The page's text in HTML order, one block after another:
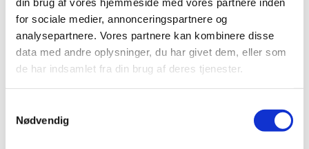
for sociale medier, annonceringspartnere og
analysepartnere. Vores partnere kan kombinere disse
data med andre oplysninger, du har givet dem, eller som
de har indsamlet fra din brug af deres tjenester.
Nødvendig
Den gulkalkede Bjæverskov Kirke
troner smukt på et højdedrag vest for
byen. Kirken er opført i 1100-tallet i
kampesten, kridt- og grønsandsten og